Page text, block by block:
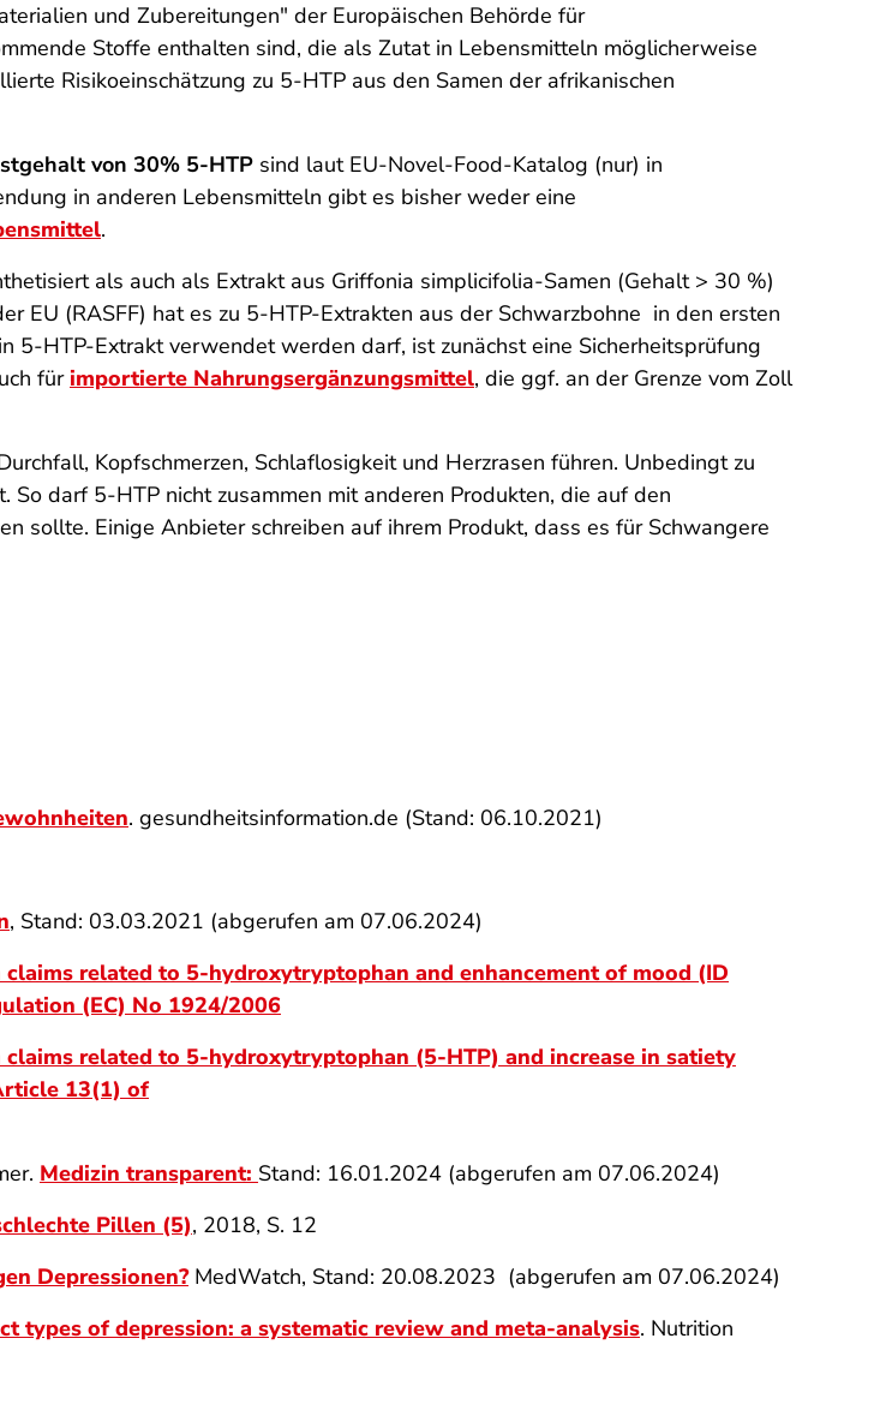
und Zubereitungen" der Europäischen Behörde für
Stoffe enthalten sind, die als Zutat in Lebensmitteln möglicherweise
Risikoeinschätzung zu 5-HTP aus den Samen der afrikanischen
von 30% 5-HTP sind laut EU-Novel-Food-Katalog (nur) in
in anderen Lebensmitteln gibt es bisher weder eine
.
als auch als Extrakt aus Griffonia simplicifolia-Samen (Gehalt > 30 %)
EU (RASFF) hat es zu 5-HTP-Extrakten aus der Schwarzbohne in den ersten
HTP-Extrakt verwendet werden darf, ist zunächst eine Sicherheitsprüfung
für importierte Nahrungsergänzungsmittel, die ggf. an der Grenze vom Zoll
Kopfschmerzen, Schlaflosigkeit und Herzrasen führen. Unbedingt zu
So darf 5-HTP nicht zusammen mit anderen Produkten, die auf den
sollte. Einige Anbieter schreiben auf ihrem Produkt, dass es für Schwangere
. gesundheitsinformation.de (Stand: 06.10.2021)
, Stand: 03.03.2021 (abgerufen am 07.06.2024)
related to 5-hydroxytryptophan and enhancement of mood (ID
(EC) No 1924/2006
related to 5-hydroxytryptophan (5-HTP) and increase in satiety
13(1) of
Medizin transparent: Stand: 16.01.2024 (abgerufen am 07.06.2024)
Pillen (5), 2018, S. 12
Depressionen?MedWatch, Stand: 20.08.2023 (abgerufen am 07.06.2024)
types of depression: a systematic review and meta-analysis. Nutrition